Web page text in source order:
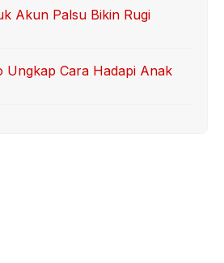
Akun Palsu Bikin Rugi
Ungkap Cara Hadapi Anak